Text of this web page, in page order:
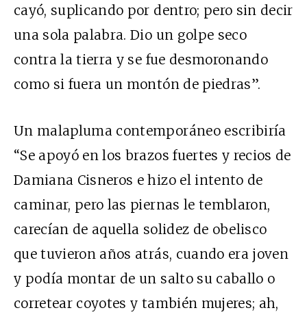
cayó, suplicando por dentro; pero sin decir
una sola palabra. Dio un golpe seco
contra la tierra y se fue desmoronando
como si fuera un montón de piedras”.
Un malapluma contemporáneo escribiría
“Se apoyó en los brazos fuertes y recios de
Damiana Cisneros e hizo el intento de
caminar, pero las piernas le temblaron,
carecían de aquella solidez de obelisco
que tuvieron años atrás, cuando era joven
y podía montar de un salto su caballo o
corretear coyotes y también mujeres; ah,